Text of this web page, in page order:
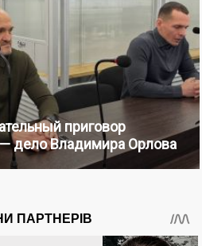
приговор
дело Владимира Орлова